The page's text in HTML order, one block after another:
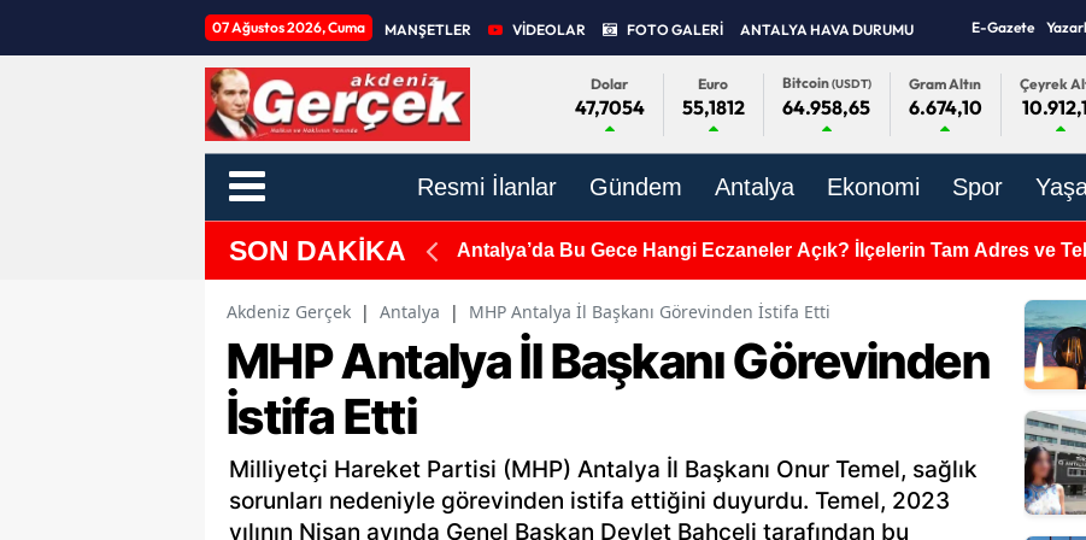
07 Ağustos 2026, Cuma MANŞETLER VİDEOLAR FOTO GALERİ ANTALYA HAVA DURUMU E-Gazete
Dolar
47,7054
Euro
55,1812
Bitcoin(USDT)
64.958,65
Gram Altın
6.674,10
Çeyrek
Resmi İlanlar Gündem Antalya Ekonomi Spor
SON DAKİKA Antalya’da Bu Gece Hangi Eczaneler Açık? İlçelerin Tam Adres ve
Akdeniz Gerçek | Antalya | MHP Antalya İl Başkanı Görevinden İstifa Etti
MHP Antalya İl Başkanı Görevinden
İstifa Etti
Milliyetçi Hareket Partisi (MHP) Antalya İl Başkanı Onur Temel, sağlık
sorunları nedeniyle görevinden istifa ettiğini duyurdu. Temel, 2023
yılının Nisan ayında Genel Başkan Devlet Bahçeli tarafından bu